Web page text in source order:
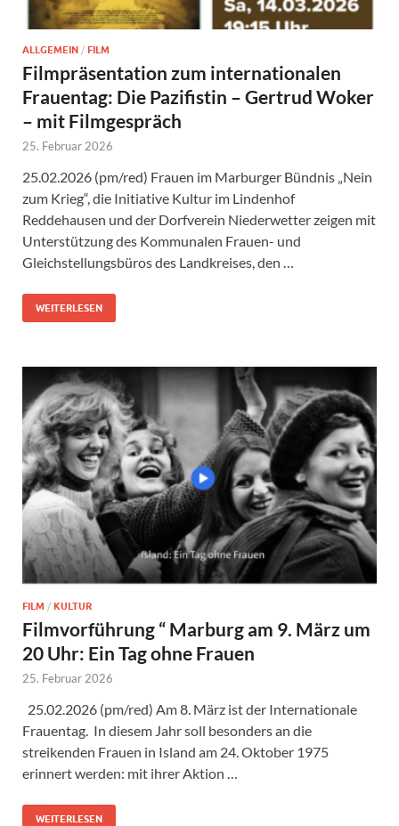
ALLGEMEIN / FILM
Filmpräsentation zum internationalen
Frauentag: Die Pazifistin – Gertrud Woker
– mit Filmgespräch
25. Februar 2026
25.02.2026 (pm/red) Frauen im Marburger Bündnis „Nein
zum Krieg“, die Initiative Kultur im Lindenhof
Reddehausen und der Dorfverein Niederwetter zeigen mit
Unterstützung des Kommunalen Frauen- und
Gleichstellungsbüros des Landkreises, den …
WEITERLESEN
FILM / KULTUR
Filmvorführung “ Marburg am 9. März um
20 Uhr: Ein Tag ohne Frauen
25. Februar 2026
25.02.2026 (pm/red) Am 8. März ist der Internationale
Frauentag. In diesem Jahr soll besonders an die
streikenden Frauen in Island am 24. Oktober 1975
erinnert werden: mit ihrer Aktion …
WEITERLESEN